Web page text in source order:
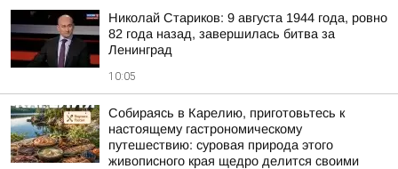
Николай Стариков: 9 августа 1944 года, ровно
82 года назад, завершилась битва за
Ленинград
10:05
Собираясь в Карелию, приготовьтесь к
настоящему гастрономическому
путешествию: суровая природа этого
живописного края щедро делится своими